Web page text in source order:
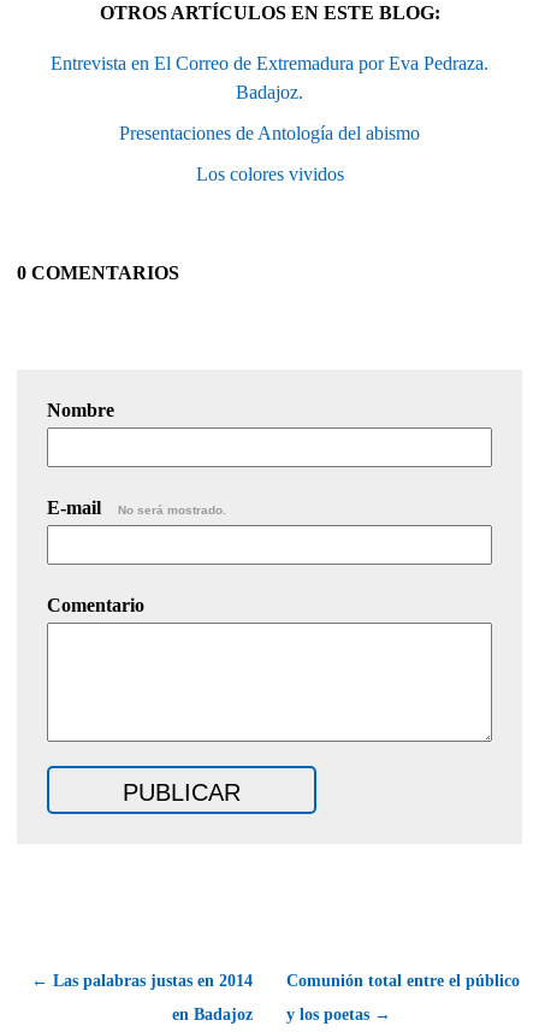
OTROS ARTÍCULOS EN ESTE BLOG:
Entrevista en El Correo de Extremadura por Eva Pedraza.
Badajoz.
Presentaciones de Antología del abismo
Los colores vividos
0 COMENTARIOS
Nombre
E-mail No será mostrado.
Comentario
← Las palabras justas en 2014
en Badajoz
Comunión total entre el público
y los poetas →